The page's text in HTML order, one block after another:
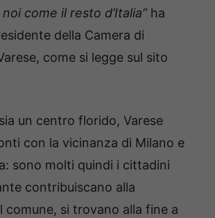
come il resto d’Italia” ha
della Camera di
come si legge sul sito
un centro florido, Varese
con la vicinanza di Milano e
sono molti quindi i cittadini
contribuiscano alla
comune, si trovano alla fine a